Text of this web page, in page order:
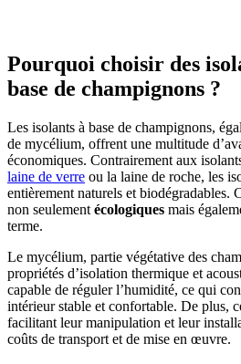
Pourquoi choisir des
base de champignons ?
Les isolants à base de champignons,
de mycélium, offrent une multitude
économiques. Contrairement aux
laine de verre ou la laine de roche, les
entièrement naturels et biodégradables.
non seulement écologiques mais
terme.
Le mycélium, partie végétative des
propriétés d’isolation thermique et
capable de réguler l’humidité, ce qui
intérieur stable et confortable. De plus,
facilitant leur manipulation et leur
coûts de transport et de mise en œuvre.